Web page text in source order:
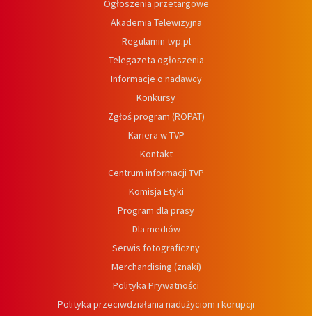
Ogłoszenia przetargowe
Akademia Telewizyjna
Regulamin tvp.pl
Telegazeta ogłoszenia
Informacje o nadawcy
Konkursy
Zgłoś program (ROPAT)
Kariera w TVP
Kontakt
Centrum informacji TVP
Komisja Etyki
Program dla prasy
Dla mediów
Serwis fotograficzny
Merchandising (znaki)
Polityka Prywatności
Polityka przeciwdziałania nadużyciom i korupcji